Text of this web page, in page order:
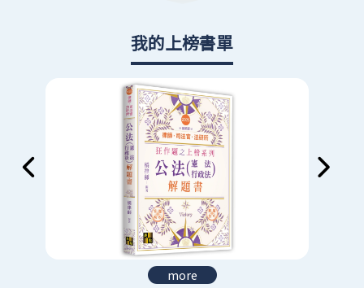
我的上榜書單
more